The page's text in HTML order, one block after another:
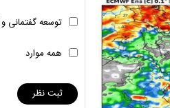
توسعه گفتمانی
همه موارد